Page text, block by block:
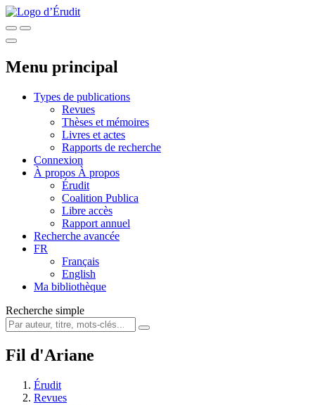
Menu principal
Types de publications
Revues
Thèses et mémoires
Livres et actes
Rapports de recherche
Connexion
À propos À propos
Érudit
Coalition Publica
Libre accès
Rapport annuel
Recherche avancée
FR
Français
English
Ma bibliothèque
Recherche simple
Fil d'Ariane
Érudit
Revues